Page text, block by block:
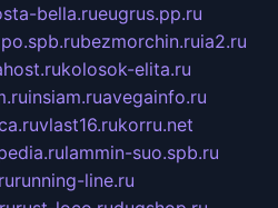
bella.rueugrus.pp.ru
bezmorchin.ruia2.ru
kolosok-elita.ru
insiam.ruavegainfo.ru
vlast16.rukorru.net
lammin-suo.spb.ru
running-line.ru